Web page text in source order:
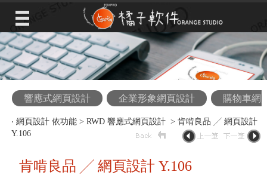
響應式網頁設計 企業形象網頁設計 購物車網
‧ 網頁設計 依功能> RWD 響應式網頁設計 > 肯啃良品 ╱ 網頁設計
Y.106
肯啃良品 ╱ 網頁設計 Y.106